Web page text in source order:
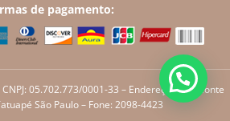
de pagamento:
05.702.773/0001-33 – Endereço: Rua Monte
São Paulo – Fone: 2098-4423